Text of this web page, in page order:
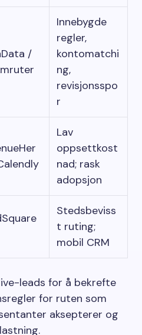
/
Innebygde
regler,
kontomatchi
ng,
revisjonsspo
r
Lav
oppsettkost
nad; rask
adopsjon
Stedsbeviss
t ruting;
mobil CRM
leads for å bekrefte
for ruten som
aksepterer og